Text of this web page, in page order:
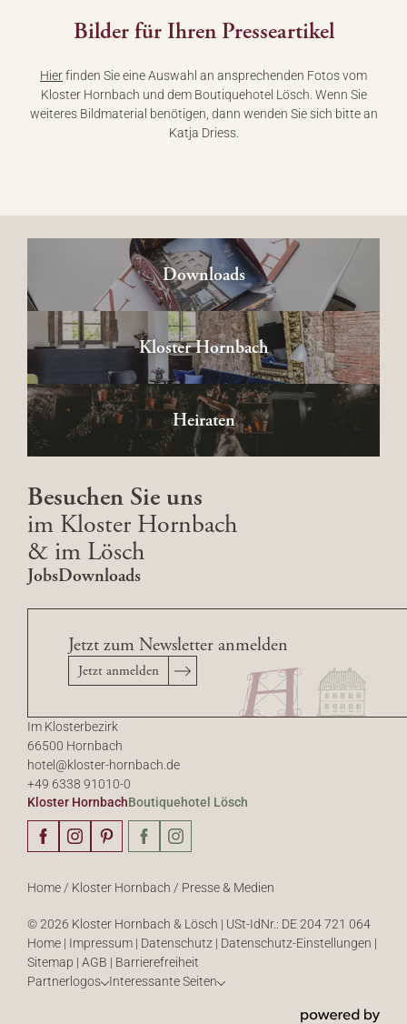
Bilder für Ihren Presseartikel
Hierfinden Sie eine Auswahl an ansprechenden Fotos vom
Kloster Hornbach und dem Boutiquehotel Lösch. Wenn Sie
weiteres Bildmaterial benötigen, dann wenden Sie sich bitte an
Katja Driess.
Downloads
Kloster Hornbach
Heiraten
Besuchen Sie uns
im Kloster Hornbach
& im Lösch
JobsDownloads
Im Klosterbezirk
66500 Hornbach
hotel@kloster-hornbach.de
+49 6338 91010-0
Kloster HornbachBoutiquehotel Lösch
Jetzt zum Newsletter anmelden
Jetzt anmelden
Home/ Kloster Hornbach / Presse & Medien
© 2026 Kloster Hornbach & Lösch | USt-IdNr.: DE 204 721 064
Home | Impressum | Datenschutz | Datenschutz-Einstellungen |
Sitemap | AGB | Barrierefreiheit
Partnerlogos
Interessante Seiten